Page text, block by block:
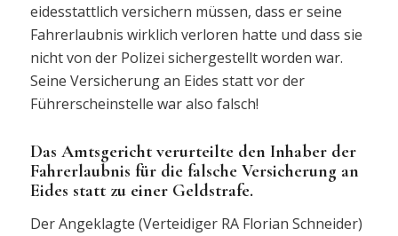
eidesstattlich versichern müssen, dass er seine
Fahrerlaubnis wirklich verloren hatte und dass sie
nicht von der Polizei sichergestellt worden war.
Seine Versicherung an Eides statt vor der
Führerscheinstelle war also falsch!
Das Amtsgericht verurteilte den Inhaber der
Fahrerlaubnis für die falsche Versicherung an
Eides statt zu einer Geldstrafe.
Der Angeklagte (Verteidiger RA Florian Schneider)